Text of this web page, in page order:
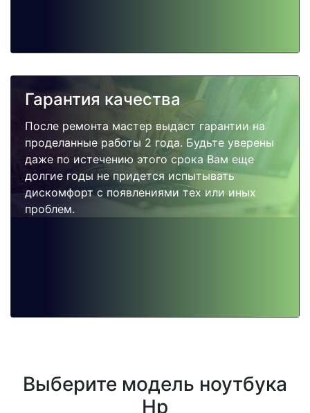
Гарантия качества
После ремонта мастер выдаст гарантии на
проделанные работы 2 года. Будьте уверены
даже по истечению этого срока Вам еще
долгие годы не придется испытывать
дискомфорт с появлениями тех или иных
проблем.
Выберите модель ноутбука
Hp